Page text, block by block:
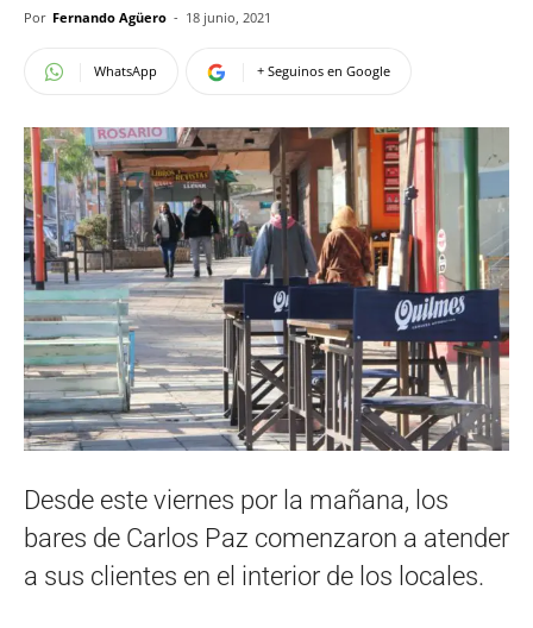
Por Fernando Agüero - 18 junio, 2021
WhatsApp + Seguinos en Google
Desde este viernes por la mañana, los
bares de Carlos Paz comenzaron a atender
a sus clientes en el interior de los locales.